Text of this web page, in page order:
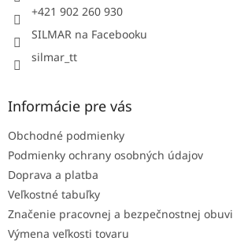
+421 902 260 930
SILMAR na Facebooku
silmar_tt
Informácie pre vás
Obchodné podmienky
Podmienky ochrany osobných údajov
Doprava a platba
Veľkostné tabuľky
Značenie pracovnej a bezpečnostnej obuvi
Výmena veľkosti tovaru